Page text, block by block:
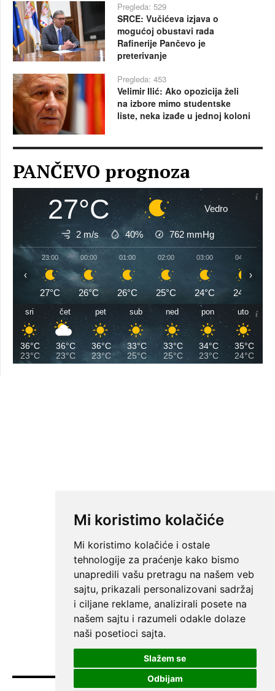
Mi koristimo kolačiće
Mi koristimo kolačiće i ostale
tehnologije za praćenje kako bismo
unapredili vašu pretragu na našem veb
sajtu, prikazali personalizovani sadržaj
i ciljane reklame, analizirali posete na
našem sajtu i razumeli odakle dolaze
naši posetioci sajta.
Slažem se
Odbijam
Pregleda: 529
SRCE: Vučićeva izjava o
mogućoj obustavi rada
Rafinerije Pančevo je
preterivanje
Pregleda: 453
Velimir Ilić: Ako opozicija želi
na izbore mimo studentske
liste, neka izađe u jednoj koloni
PANČEVO prognoza
27°C Vedro
2 m/s 40% 762 mmHg
23:00
27°C
00:00
26°C
01:00
26°C
02:00
25°C
03:00
24°C
04:00
24°C
‹ ›
sri
36°C
23°C
čet
36°C
23°C
pet
36°C
23°C
sub
33°C
25°C
ned
33°C
25°C
pon
34°C
23°C
uto
35°C
24°C